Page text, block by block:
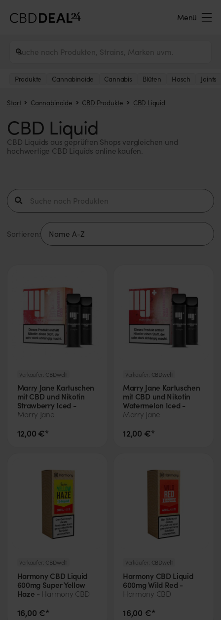
Menü
Produkte Cannabinoide Cannabis Blüten Hasch Joints
Start Cannabinoide CBD Produkte CBD Liquid
CBD Liquid
CBD Liquids aus geprüften Shops vergleichen und
hochwertige CBD Liquids online kaufen.
Sortieren:
Verkäufer: CBDwelt
Marry Jane Kartuschen
mit CBD und Nikotin
Strawberry Iced -
Marry Jane
12,00 €*
Verkäufer: CBDwelt
Marry Jane Kartuschen
mit CBD und Nikotin
Watermelon Iced -
Marry Jane
12,00 €*
Verkäufer: CBDwelt
Harmony CBD Liquid
600mg Super Yellow
Haze - Harmony CBD
16,00 €*
Verkäufer: CBDwelt
Harmony CBD Liquid
600mg Wild Red -
Harmony CBD
16,00 €*